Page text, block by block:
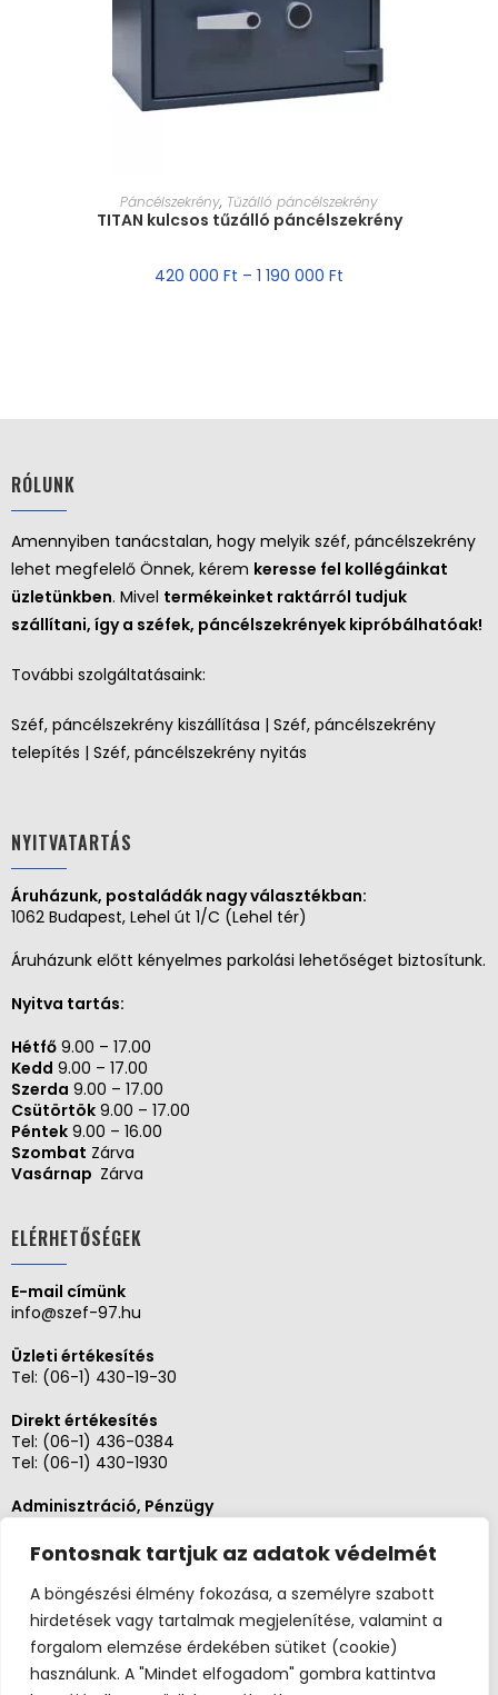
Fontosnak tartjuk az adatok védelmét
A böngészési élmény fokozása, a személyre szabott
hirdetések vagy tartalmak megjelenítése, valamint a
forgalom elemzése érdekében sütiket (cookie)
használunk. A "Mindet elfogadom" gombra kattintva
MÉRET VÁLASZTÁSA
Páncélszekrény, Tűzálló páncélszekrény
TITAN kulcsos tűzálló páncélszekrény
420 000 Ft – 1 190 000 Ft
RÓLUNK
Amennyiben tanácstalan, hogy melyik széf, páncélszekrény
lehet megfelelő Önnek, kérem keresse fel kollégáinkat
üzletünkben. Mivel termékeinket raktárról tudjuk
szállítani, így a széfek, páncélszekrények kipróbálhatóak!
További szolgáltatásaink:
Széf, páncélszekrény kiszállítása | Széf, páncélszekrény
telepítés | Széf, páncélszekrény nyitás
NYITVATARTÁS
Áruházunk, postaládák nagy választékban:
1062 Budapest, Lehel út 1/C (Lehel tér)
Áruházunk előtt kényelmes parkolási lehetőséget biztosítunk.
Nyitva tartás:
Hétfő 9.00 – 17.00
Kedd 9.00 – 17.00
Szerda 9.00 – 17.00
Csütörtök 9.00 – 17.00
Péntek 9.00 – 16.00
Szombat Zárva
Vasárnap Zárva
ELÉRHETŐSÉGEK
E-mail címünk
info@szef-97.hu
Üzleti értékesítés
Tel: (06-1) 430-19-30
Direkt értékesítés
Tel: (06-1) 436-0384
Tel: (06-1) 430-1930
Adminisztráció, Pénzügy
Szerviz és karbantartás
Tel: (06-20)3268654
Tel: (06-1) 436-0384